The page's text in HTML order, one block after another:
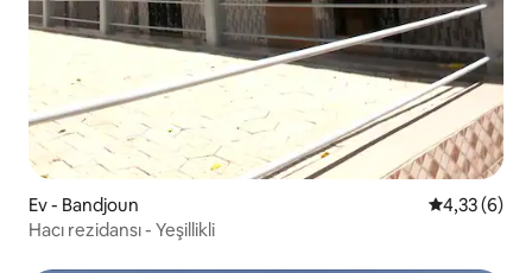
Ev - Bandjoun 5 üzerinden
4,33 (6)
Hacı rezidansı - Yeşillikli